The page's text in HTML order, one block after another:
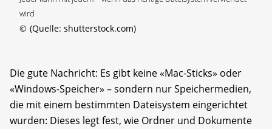
wird
© (Quelle: shutterstock.com)
Die gute Nachricht: Es gibt keine «Mac-Sticks» oder
«Windows-Speicher» – sondern nur Speichermedien,
die mit einem bestimmten Dateisystem eingerichtet
wurden: Dieses legt fest, wie Ordner und Dokumente